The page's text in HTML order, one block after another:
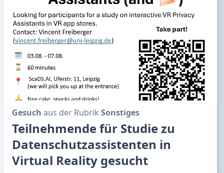
Gesuch aus der Rubrik Sonstiges
Teilnehmende für Studie zu
Datenschutzassistenten in
Virtual Reality gesucht